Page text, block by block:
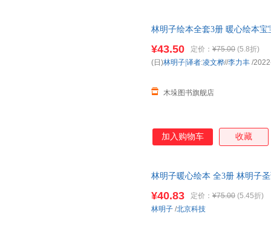
林明子绘本全套3册 暖心绘本
¥43.50 定价： ¥75.00 (5.8折)
木垛图书旗舰店
(日)林明子|译者:凌文桦//李力丰 /
加入购物车 收藏
林明子暖心绘本 全3册 林明子
开发票
¥40.83 定价： ¥75.00 (5.45折)
林明子 /北京科技